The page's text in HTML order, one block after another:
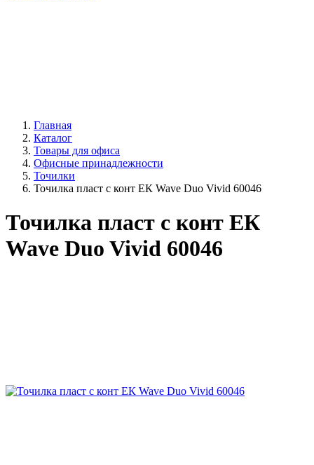
Главная
Каталог
Товары для офиса
Офисные принадлежности
Точилки
Точилка пласт c конт ЕК Wave Duo Vivid 60046
Точилка пласт c конт ЕК
Wave Duo Vivid 60046